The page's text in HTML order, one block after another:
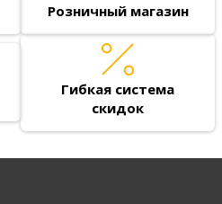
Розничный магазин
Гибкая система
скидок